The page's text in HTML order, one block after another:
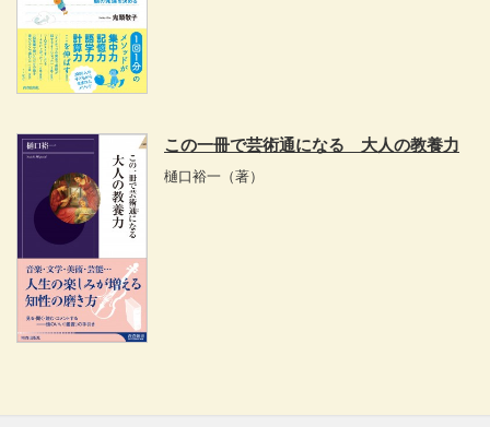
この一冊で芸術通になる 大人の教養力
樋口裕一 （著）